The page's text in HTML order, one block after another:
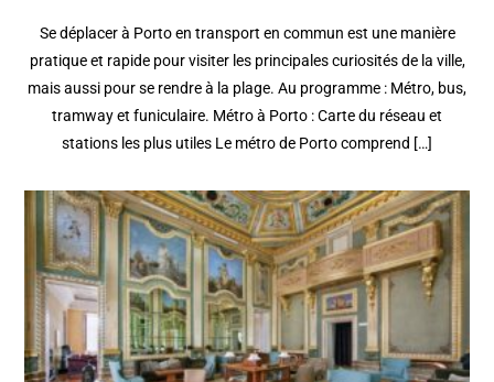
Se déplacer à Porto en transport en commun est une manière
pratique et rapide pour visiter les principales curiosités de la ville,
mais aussi pour se rendre à la plage. Au programme : Métro, bus,
tramway et funiculaire. Métro à Porto : Carte du réseau et
stations les plus utiles Le métro de Porto comprend […]